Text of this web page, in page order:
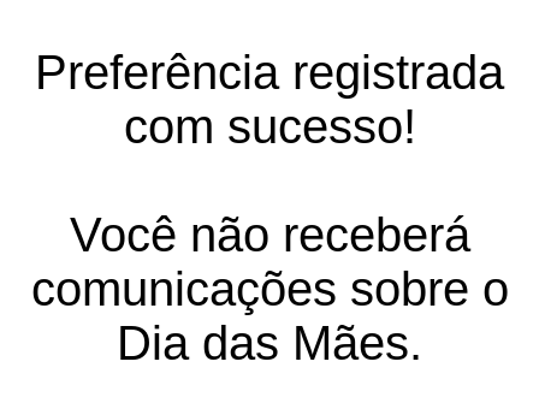
Preferência registrada
com sucesso!
Você não receberá
comunicações sobre o
Dia das Mães.